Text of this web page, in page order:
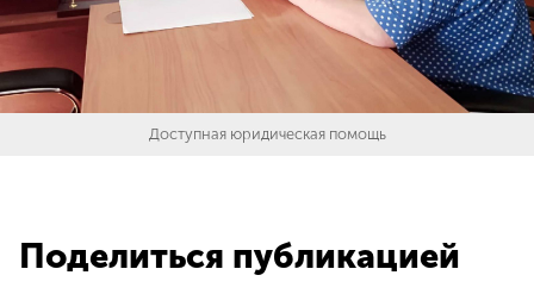
Доступная юридическая помощь
Поделиться публикацией